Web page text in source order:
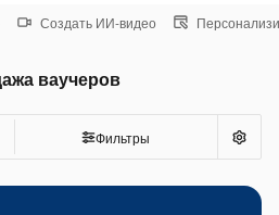
Создать ИИ-видео
ваучеров
Фильтры